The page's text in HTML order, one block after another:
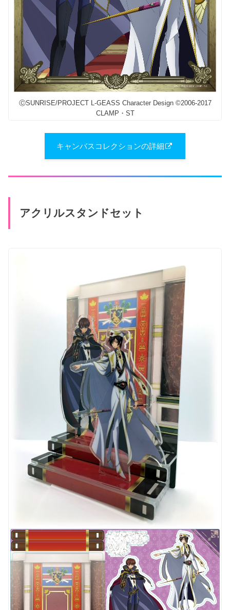
ⒸSUNRISE/PROJECT L-GEASS Character Design ©2006-2017
CLAMP・ST
キャンバスコレクションの詳細
アクリルスタンドセット